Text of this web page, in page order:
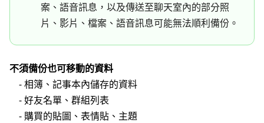
案、語音訊息，以及傳送至聊天室內的部分照
片、影片、檔案、語音訊息可能無法順利備份。
不須備份也可移動的資料
- 相簿、記事本內儲存的資料
- 好友名單、群組列表
- 購買的貼圖、表情貼、主題